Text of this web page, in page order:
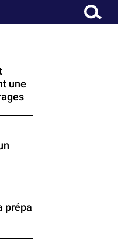
une
prépa